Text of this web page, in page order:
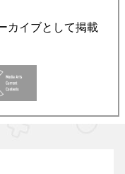
カイブとして掲載